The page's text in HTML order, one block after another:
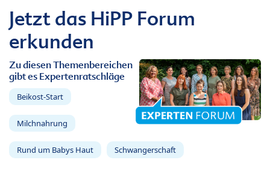
Jetzt das HiPP Forum
erkunden
Zu diesen Themenbereichen
gibt es Expertenratschläge
Beikost-Start
Milchnahrung
Rund um Babys Haut Schwangerschaft